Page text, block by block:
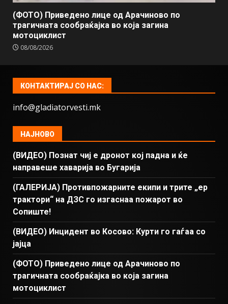
(ФОТО) Приведено лице од Арачиново по
трагичната сообраќајка во која загина
мотоциклист
08/08/2026
КОНТАКТИРАЈ СО НАС:
info@gladiatorvesti.mk
НАЈНОВО
(ВИДЕО) Познат чиј е дронот кој падна и ќе
направеше хаварија во Бугарија
(ГАЛЕРИЈА) Противпожарните екипи и трите „ер
трактори“ на ДЗС го изгаснаа пожарот во
Сопиште!
(ВИДЕО) Инцидент во Косово: Курти го гаѓаа со
јајца
(ФОТО) Приведено лице од Арачиново по
трагичната сообраќајка во која загина
мотоциклист